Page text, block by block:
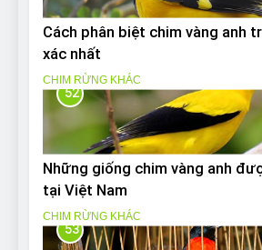
Cách phân biệt chim vàng anh
xác nhất
CHIM RỪNG KHÁC
52
Những giống chim vàng anh
tại Việt Nam
CHIM RỪNG KHÁC
53